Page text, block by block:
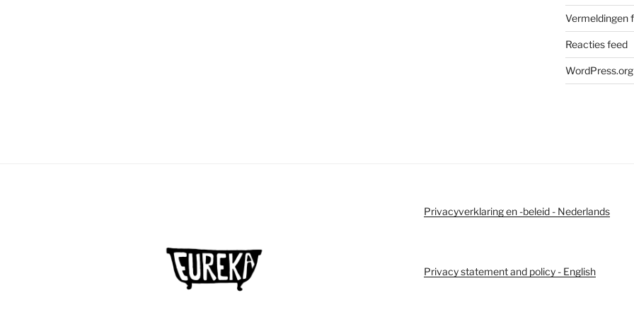
Vermeldingen
Reacties feed
WordPress.org
Privacyverklaring en -beleid - Nederlands
Privacy statement and policy - English